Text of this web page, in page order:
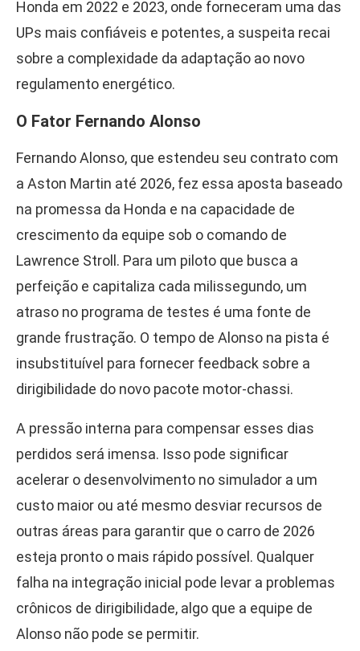
Honda em 2022 e 2023, onde forneceram uma das
UPs mais confiáveis e potentes, a suspeita recai
sobre a complexidade da adaptação ao novo
regulamento energético.
O Fator Fernando Alonso
Fernando Alonso, que estendeu seu contrato com
a Aston Martin até 2026, fez essa aposta baseado
na promessa da Honda e na capacidade de
crescimento da equipe sob o comando de
Lawrence Stroll. Para um piloto que busca a
perfeição e capitaliza cada milissegundo, um
atraso no programa de testes é uma fonte de
grande frustração. O tempo de Alonso na pista é
insubstituível para fornecer feedback sobre a
dirigibilidade do novo pacote motor-chassi.
A pressão interna para compensar esses dias
perdidos será imensa. Isso pode significar
acelerar o desenvolvimento no simulador a um
custo maior ou até mesmo desviar recursos de
outras áreas para garantir que o carro de 2026
esteja pronto o mais rápido possível. Qualquer
falha na integração inicial pode levar a problemas
crônicos de dirigibilidade, algo que a equipe de
Alonso não pode se permitir.